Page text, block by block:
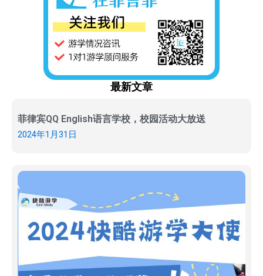
最新文章
菲律宾QQ English语言学校，校园活动大放送
2024年1月31日